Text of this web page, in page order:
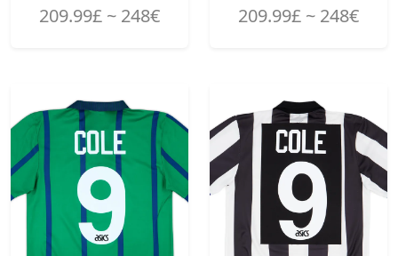
209.99£ ~ 248€ 209.99£ ~ 248€